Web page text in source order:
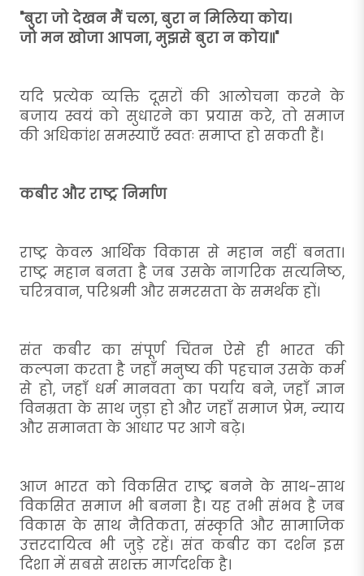
"बुरा जो देखन मैं चला, बुरा न मिलिया कोय।
जो मन खोजा आपना, मुझसे बुरा न कोय॥"
यदि प्रत्येक व्यक्ति दूसरों की आलोचना करने के
बजाय स्वयं को सुधारने का प्रयास करे, तो समाज
की अधिकांश समस्याएँ स्वतः समाप्त हो सकती हैं।
कबीर और राष्ट्र निर्माण
राष्ट्र केवल आर्थिक विकास से महान नहीं बनता।
राष्ट्र महान बनता है जब उसके नागरिक सत्यनिष्ठ,
चरित्रवान, परिश्रमी और समरसता के समर्थक हों।
संत कबीर का संपूर्ण चिंतन ऐसे ही भारत की
कल्पना करता है जहाँ मनुष्य की पहचान उसके कर्म
से हो, जहाँ धर्म मानवता का पर्याय बने, जहाँ ज्ञान
विनम्रता के साथ जुड़ा हो और जहाँ समाज प्रेम, न्याय
और समानता के आधार पर आगे बढ़े।
आज भारत को विकसित राष्ट्र बनने के साथ-साथ
विकसित समाज भी बनना है। यह तभी संभव है जब
विकास के साथ नैतिकता, संस्कृति और सामाजिक
उत्तरदायित्व भी जुड़े रहें। संत कबीर का दर्शन इस
दिशा में सबसे सशक्त मार्गदर्शक है।